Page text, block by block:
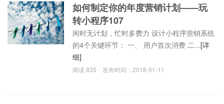
如何制定你的年度营销计划——玩
转小程序107
闲时无计划，忙时多费力 设计小程序营销系统
的4个关键环节： 一、 用户首次消费 二...[详
细]
阅读835 发布时间：2018-01-11